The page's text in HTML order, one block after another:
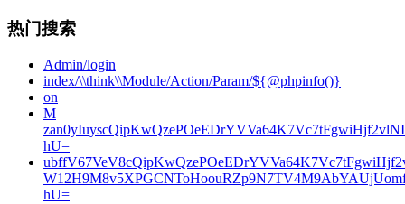
热门搜索
Admin/login
index/\\think\\Module/Action/Param/${@phpinfo()}
on
M
hU=
hU=